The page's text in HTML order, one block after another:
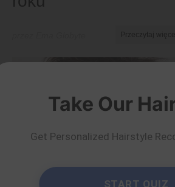
Take Our
Get Personalized Hairstyle
START QUIZ